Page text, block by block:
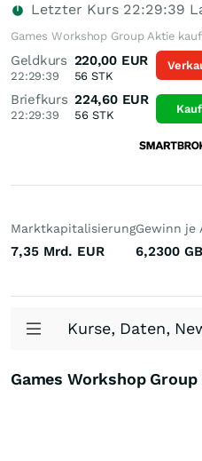
Letzter Kurs 22:29:39
Games Workshop Group Aktie
Geldkurs
22:29:39
220,00 EUR
56 STK
Briefkurs
22:29:39
224,60 EUR
56 STK Kauf
Marktkapitalisierung
7,35 Mrd. EUR
Gewinn je
6,2300
Kurse, Daten,
Games Workshop Group